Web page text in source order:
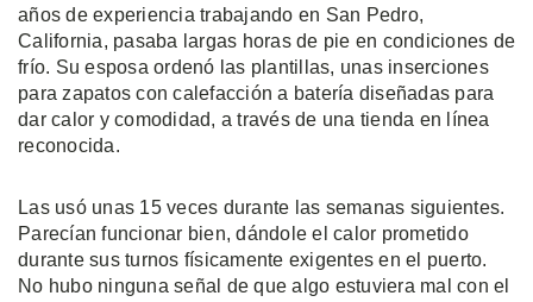
años de experiencia trabajando en San Pedro,
California, pasaba largas horas de pie en condiciones de
frío. Su esposa ordenó las plantillas, unas inserciones
para zapatos con calefacción a batería diseñadas para
dar calor y comodidad, a través de una tienda en línea
reconocida.
Las usó unas 15 veces durante las semanas siguientes.
Parecían funcionar bien, dándole el calor prometido
durante sus turnos físicamente exigentes en el puerto.
No hubo ninguna señal de que algo estuviera mal con el